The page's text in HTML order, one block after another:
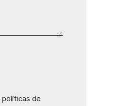
políticas de